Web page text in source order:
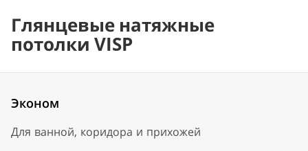
Глянцевые натяжные
потолки VISP
Эконом
Для ванной, коридора и прихожей